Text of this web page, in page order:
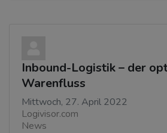
Inbound-Logistik – der
Warenfluss
Mittwoch, 27. April 2022
Logivisor.com
News